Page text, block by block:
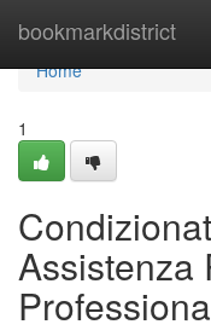
bookmarkdistrict
Home
Home
1
Assistenza